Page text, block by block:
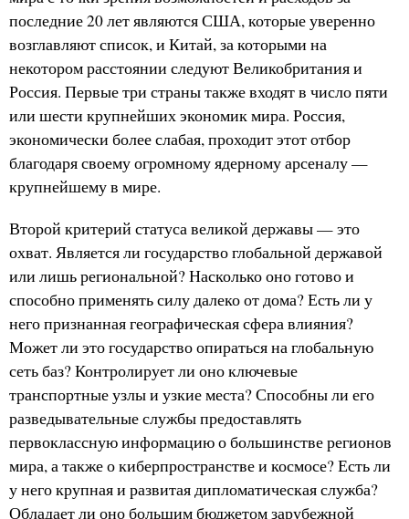
последние 20 лет являются США, которые уверенно
возглавляют список, и Китай, за которыми на
некотором расстоянии следуют Великобритания и
Россия. Первые три страны также входят в число пяти
или шести крупнейших экономик мира. Россия,
экономически более слабая, проходит этот отбор
благодаря своему огромному ядерному арсеналу —
крупнейшему в мире.
Второй критерий статуса великой державы — это
охват. Является ли государство глобальной державой
или лишь региональной? Насколько оно готово и
способно применять силу далеко от дома? Есть ли у
него признанная географическая сфера влияния?
Может ли это государство опираться на глобальную
сеть баз? Контролирует ли оно ключевые
транспортные узлы и узкие места? Способны ли его
разведывательные службы предоставлять
первоклассную информацию о большинстве регионов
мира, а также о киберпространстве и космосе? Есть ли
у него крупная и развитая дипломатическая служба?
Обладает ли оно большим бюджетом зарубежной